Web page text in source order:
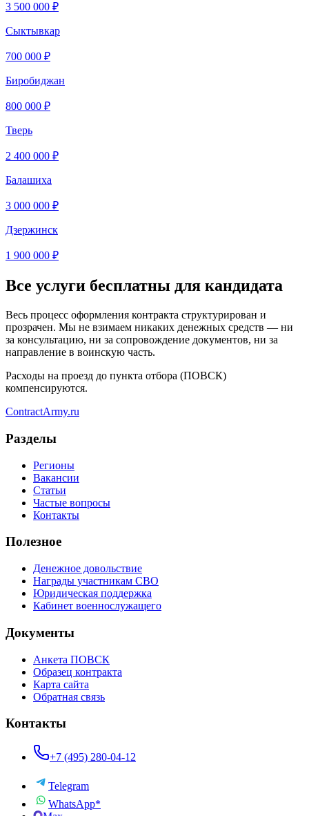
3 500 000 ₽
Сыктывкар
700 000 ₽
Биробиджан
800 000 ₽
Тверь
2 400 000 ₽
Балашиха
3 000 000 ₽
Дзержинск
1 900 000 ₽
Все услуги бесплатны для кандидата
Весь процесс оформления контракта структурирован и
прозрачен. Мы не взимаем никаких денежных средств — ни
за консультацию, ни за сопровождение документов, ни за
направление в воинскую часть.
Расходы на проезд до пункта отбора (ПОВСК)
компенсируются.
ContractArmy.ru
Разделы
Регионы
Вакансии
Статьи
Частые вопросы
Контакты
Полезное
Денежное довольствие
Награды участникам СВО
Юридическая поддержка
Кабинет военнослужащего
Документы
Анкета ПОВСК
Образец контракта
Карта сайта
Обратная связь
Контакты
+7 (495) 280-04-12
Telegram
WhatsApp*